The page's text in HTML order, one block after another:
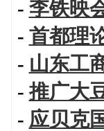
- 李铁映
- 首都理
- 山东工
-推广大
- 应贝克